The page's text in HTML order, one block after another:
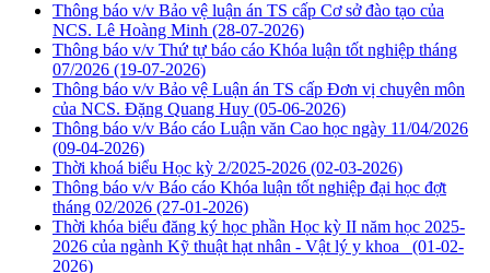
Thông báo v/v Bảo vệ luận án TS cấp Cơ sở đào tạo của
NCS. Lê Hoàng Minh (28-07-2026)
Thông báo v/v Thứ tự báo cáo Khóa luận tốt nghiệp tháng
07/2026 (19-07-2026)
Thông báo v/v Bảo vệ Luận án TS cấp Đơn vị chuyên môn
của NCS. Đặng Quang Huy (05-06-2026)
Thông báo v/v Báo cáo Luận văn Cao học ngày 11/04/2026
(09-04-2026)
Thời khoá biểu Học kỳ 2/2025-2026 (02-03-2026)
Thông báo v/v Báo cáo Khóa luận tốt nghiệp đại học đợt
tháng 02/2026 (27-01-2026)
Thời khóa biểu đăng ký học phần Học kỳ II năm học 2025-
2026 của ngành Kỹ thuật hạt nhân - Vật lý y khoa (01-02-
2026)